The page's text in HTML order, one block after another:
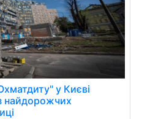
у Києві
найдорожчих